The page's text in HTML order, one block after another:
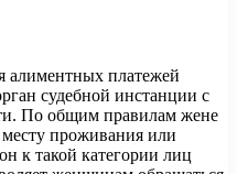
алиментных платежей
судебной инстанции с
По общим правилам жене
месту проживания или
к такой категории лиц